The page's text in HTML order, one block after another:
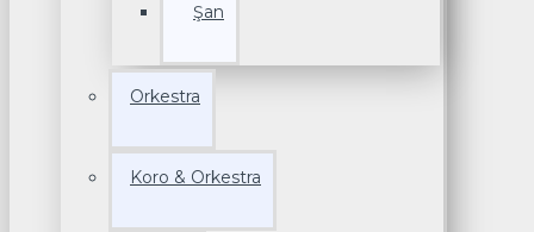
Şan
Orkestra
Koro & Orkestra